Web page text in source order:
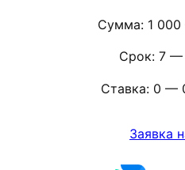
Сумма: 1
Срок: 7 —
Ставка: 0 —
Заявка